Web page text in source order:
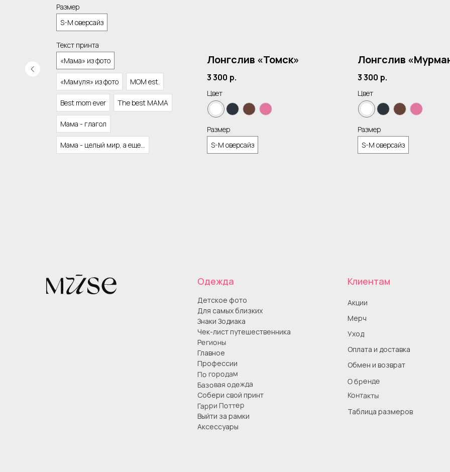
Размер
S-M оверсайз
Текст принта
«Мама» из фото
«Мамуля» из фото MOM est.
Best mom ever The best MAMA
Мама - глагол
Мама - целый мир, а еще...
Лонгслив «Томск»
3 300 р.
Цвет
Размер
S-M оверсайз
Лонгслив
3 300 р.
Цвет
Размер
S-M оверсайз
Клиентам
Оплата и доставка
Обмен и возврат
О бренде
Контакты
Детское фото
Для самых близких
Знаки Зодиака
Чек-лист путешественника
Регионы
Главное
Профессии
По городам
Базовая одежда
Собери свой принт
Гарри Поттер
Выйти за рамки
Аксессуары
Одежда
Акции
Таблица размеров
Уход
Мерч